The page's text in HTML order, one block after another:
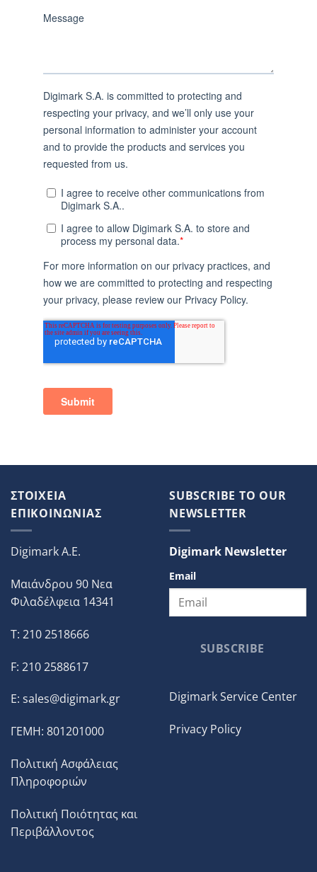
ΣΤΟΙΧΕΙΑ
ΕΠΙΚΟΙΝΩΝΙΑΣ
Digimark A.E.
Μαιάνδρου 90 Νεα
Φιλαδέλφεια 14341
T: 210 2518666
F: 210 2588617
E: sales@digimark.gr
ΓΕΜΗ: 801201000
Πολιτική Ασφάλειας
Πληροφοριών
Πολιτική Ποιότητας και
Περιβάλλοντος
SUBSCRIBE TO OUR
NEWSLETTER
Digimark Newsletter
Email
SUBSCRIBE
Digimark Service Center
Privacy Policy